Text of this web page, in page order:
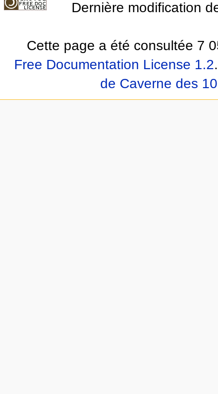
Dernière modification
Cette page a été consultée 7
Free Documentation License 1.2.
de Caverne des